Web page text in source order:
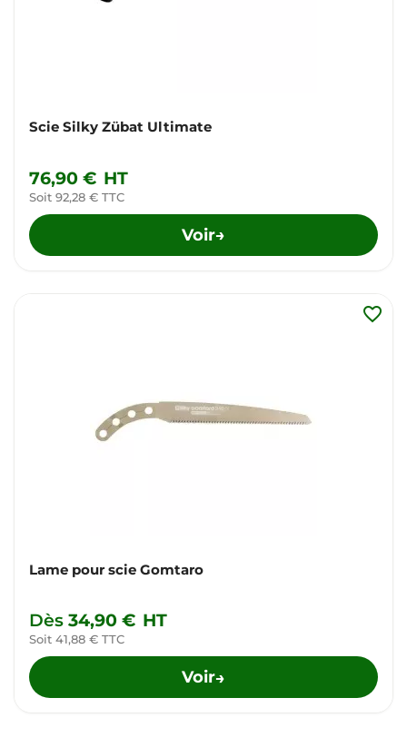
Scie Silky Zübat Ultimate
76,90 € HT
Soit 92,28 € TTC
Voir→
Lame pour scie Gomtaro
Dès 34,90 € HT
Soit 41,88 € TTC
Voir→
favorite_border